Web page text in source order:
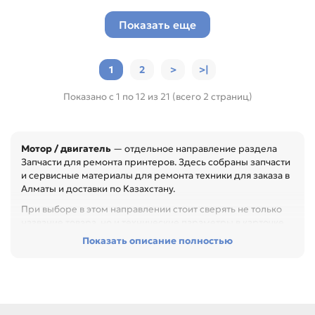
Показать еще
1 2 > >|
Показано с 1 по 12 из 21 (всего 2 страниц)
Мотор / двигатель — отдельное направление раздела
Запчасти для ремонта принтеров. Здесь собраны запчасти
и сервисные материалы для ремонта техники для заказа в
Алматы и доставки по Казахстану.
При выборе в этом направлении стоит сверять не только
Перед покупкой проверьте артикул, размер, материал,
Показать описание полностью